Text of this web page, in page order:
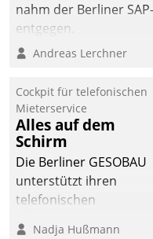
nahm der Berliner
entgegen.
Andreas Lerchner
Cockpit für telefonischen
Mieterservice
Alles auf dem
Schirm
Die Berliner GESOBAU
unterstützt ihren
telefonischen
Nadja Hußmann